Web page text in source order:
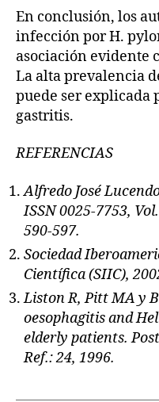
En conclusión, los
infección por H.
asociación evidente
La alta prevalencia
puede ser explicada
gastritis.
REFERENCIAS
Alfredo José
ISSN 0025-7753,
590-597.
Sociedad
Científica (SIIC),
Liston R, Pitt MA y
oesophagitis and
elderly patients.
Ref.: 24, 1996.